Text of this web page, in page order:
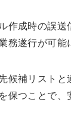
作成時の誤送
務遂行が可能
候補リスト
保つことで